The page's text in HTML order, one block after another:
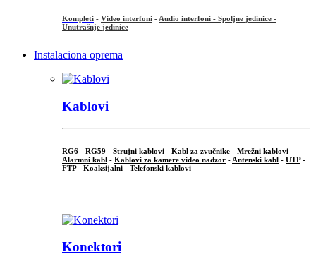
Kompleti - Video interfoni - Audio interfoni - Spoljne jedinice -
Unutrašnje jedinice
Instalaciona oprema
Kablovi
RG6 - RG59 - Strujni kablovi - Kabl za zvučnike - Mrežni kablovi -
Alarmni kabl - Kablovi za kamere video nadzor - Antenski kabl - UTP-
FTP- Koaksijalni - Telefonski kablovi
Konektori